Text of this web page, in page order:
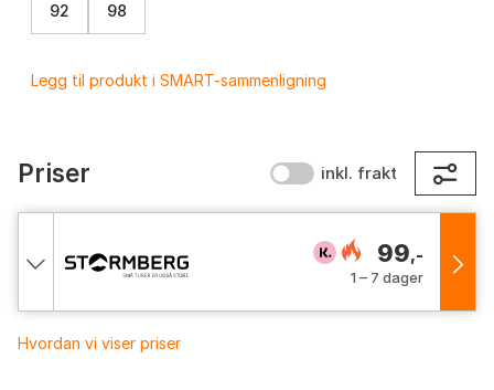
92 98
Legg til produkt i SMART-sammenligning
Priser inkl. frakt
99,-
1 – 7 dager
Hvordan vi viser priser